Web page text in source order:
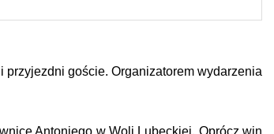
przyjezdni goście. Organizatorem wydarzenia
Antoniego w Woli Lubeckiej. Oprócz win